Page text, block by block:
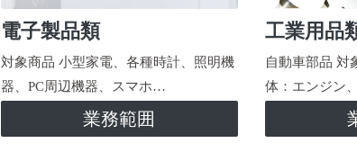
電子製品類
対象商品 小型家電、各種時計、照明機
器、PC周辺機器、スマホ…
業務範囲
工業用品
自動車部品 対
体：エンジン